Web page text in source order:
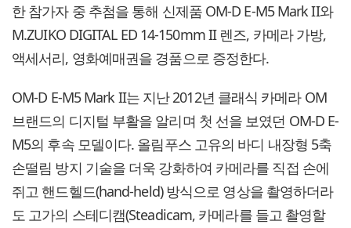
한 참가자 중 추첨을 통해 신제품 OM-D E-M5 Mark II와
M.ZUIKO DIGITAL ED 14-150mm II 렌즈, 카메라 가방,
액세서리, 영화예매권을 경품으로 증정한다.
OM-D E-M5 Mark II는 지난 2012년 클래식 카메라 OM
브랜드의 디지털 부활을 알리며 첫 선을 보였던 OM-D E-
M5의 후속 모델이다. 올림푸스 고유의 바디 내장형 5축
손떨림 방지 기술을 더욱 강화하여 카메라를 직접 손에
쥐고 핸드헬드(hand-held) 방식으로 영상을 촬영하더라
도 고가의 스테디캠(Steadicam, 카메라를 들고 촬영할